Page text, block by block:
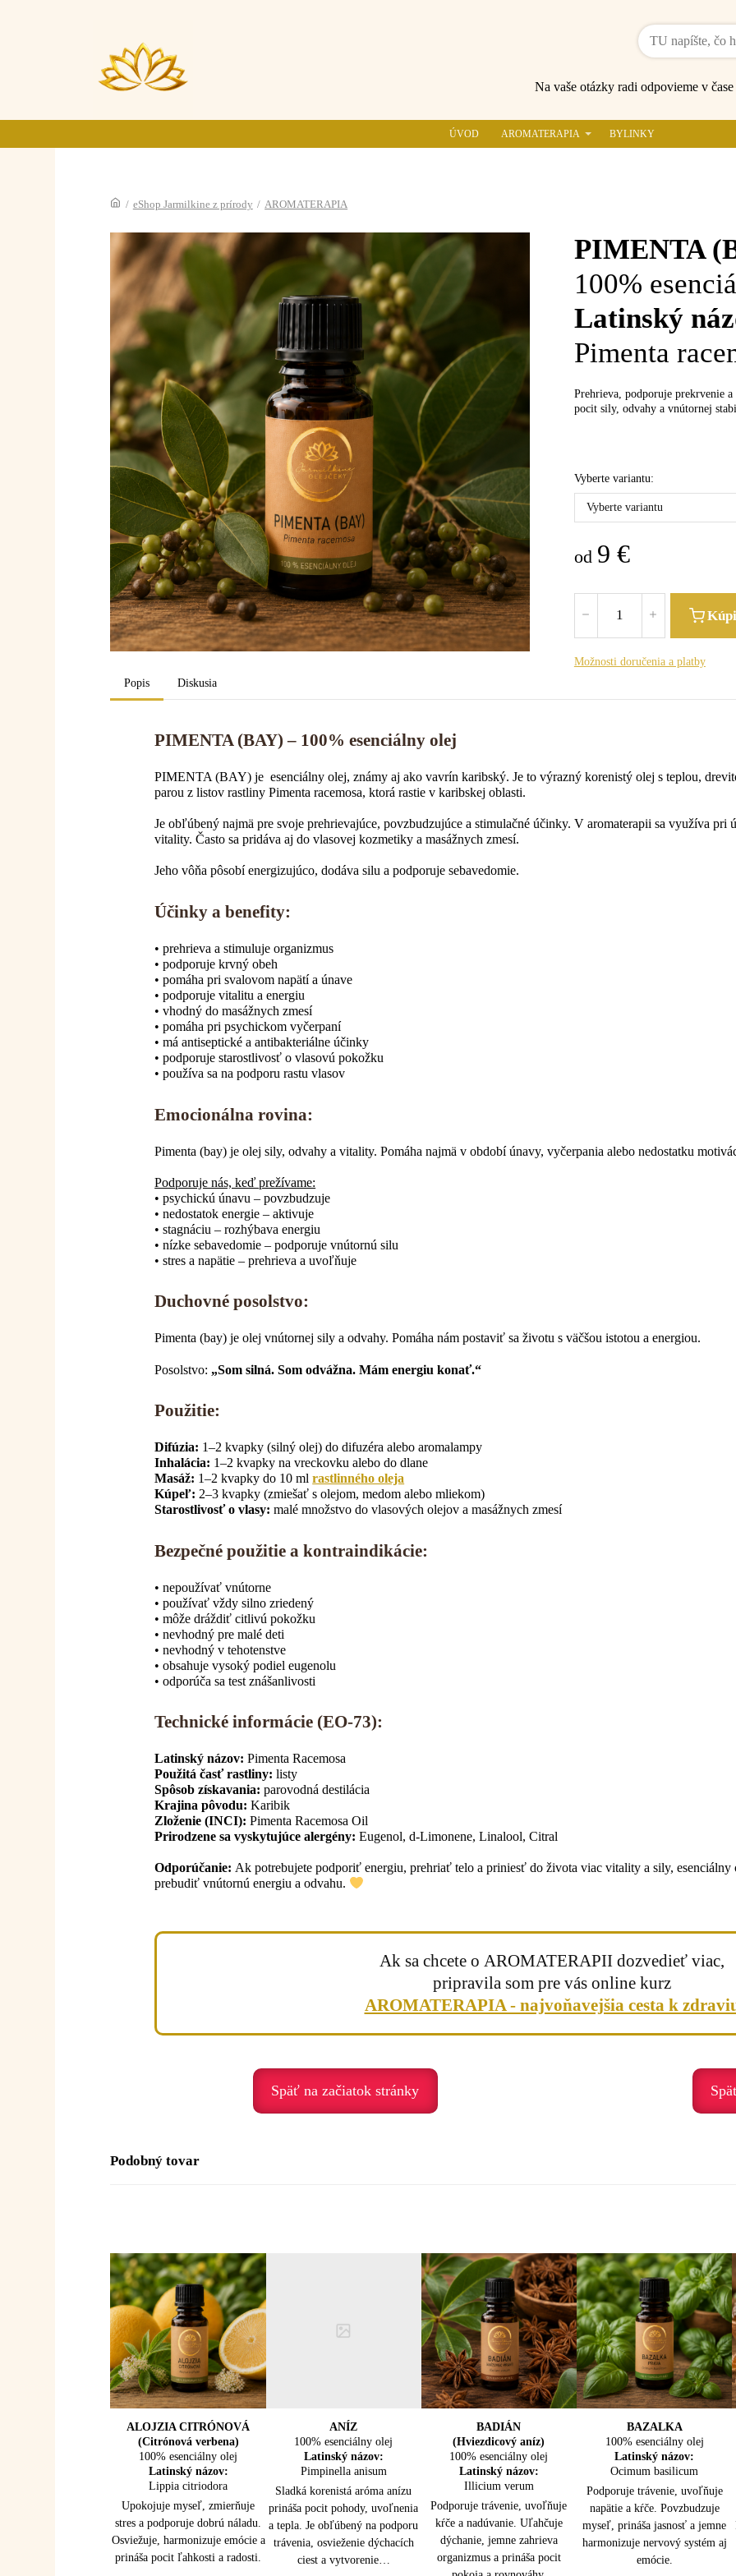
Na vaše otázky radi odpovieme v
ÚVOD AROMATERAPIA BYLINKY
/ eShop Jarmilkine z prírody / AROMATERAPIA
PIMENTA
100%
Latinský
Pimenta
Prehrieva, podporuje prekrvenie
pocit sily, odvahy a vnútornej
Vyberte variantu:
Vyberte variantu
od 9 €
Možnosti doručenia a platby
Popis
Diskusia
PIMENTA (BAY) – 100% esenciálny olej
PIMENTA (BAY) je esenciálny olej, známy aj ako vavrín karibský. Je to výrazný korenistý olej s teplou,
parou z listov rastliny Pimenta racemosa, ktorá rastie v karibskej oblasti.
Je obľúbený najmä pre svoje prehrievajúce, povzbudzujúce a stimulačné účinky. V aromaterapii sa využíva pri
vitality. Často sa pridáva aj do vlasovej kozmetiky a masážnych zmesí.
Jeho vôňa pôsobí energizujúco, dodáva silu a podporuje sebavedomie.
Účinky a benefity:
• prehrieva a stimuluje organizmus
• podporuje krvný obeh
• pomáha pri svalovom napätí a únave
• podporuje vitalitu a energiu
• vhodný do masážnych zmesí
• pomáha pri psychickom vyčerpaní
• má antiseptické a antibakteriálne účinky
• podporuje starostlivosť o vlasovú pokožku
• používa sa na podporu rastu vlasov
Emocionálna rovina:
Pimenta (bay) je olej sily, odvahy a vitality. Pomáha najmä v období únavy, vyčerpania alebo nedostatku
Podporuje nás, keď prežívame:
• psychickú únavu – povzbudzuje
• nedostatok energie – aktivuje
• stagnáciu – rozhýbava energiu
• nízke sebavedomie – podporuje vnútornú silu
• stres a napätie – prehrieva a uvoľňuje
Duchovné posolstvo:
Pimenta (bay) je olej vnútornej sily a odvahy. Pomáha nám postaviť sa životu s väčšou istotou a energiou.
Posolstvo: „Som silná. Som odvážna. Mám energiu konať.“
Použitie:
Difúzia: 1–2 kvapky (silný olej) do difuzéra alebo aromalampy
Inhalácia: 1–2 kvapky na vreckovku alebo do dlane
Masáž: 1–2 kvapky do 10 mlrastlinného oleja
Kúpeľ: 2–3 kvapky (zmiešať s olejom, medom alebo mliekom)
Starostlivosť o vlasy: malé množstvo do vlasových olejov a masážnych zmesí
Bezpečné použitie a kontraindikácie:
• nepoužívať vnútorne
• používať vždy silno zriedený
• môže dráždiť citlivú pokožku
• nevhodný pre malé deti
• nevhodný v tehotenstve
• obsahuje vysoký podiel eugenolu
• odporúča sa test znášanlivosti
Technické informácie (EO-73):
Latinský názov: Pimenta Racemosa
Použitá časť rastliny: listy
Spôsob získavania: parovodná destilácia
Krajina pôvodu: Karibik
Zloženie (INCI): Pimenta Racemosa Oil
Prirodzene sa vyskytujúce alergény: Eugenol, d-Limonene, Linalool, Citral
Odporúčanie:Ak potrebujete podporiť energiu, prehriať telo a priniesť do života viac vitality a sily,
prebudiť vnútornú energiu a odvahu.
Ak sa chcete o AROMATERAPII dozvedieť viac,
pripravila som pre vás online kurz
AROMATERAPIA - najvoňavejšia cesta k
Späť na začiatok stránky
Podobný tovar
ALOJZIA CITRÓNOVÁ
(Citrónová verbena)
100% esenciálny olej
Latinský názov:
Lippia citriodora
Upokojuje myseľ, zmierňuje
stres a podporuje dobrú náladu.
Osviežuje, harmonizuje emócie a
prináša pocit ľahkosti a radosti.
ANÍZ
100% esenciálny olej
Latinský názov:
Pimpinella anisum
Sladká korenistá aróma anízu
prináša pocit pohody, uvoľnenia
a tepla. Je obľúbený na podporu
trávenia, osvieženie dýchacích
ciest a vytvorenie…
BADIÁN
(Hviezdicový aníz)
100% esenciálny olej
Latinský názov:
Illicium verum
Podporuje trávenie, uvoľňuje
kŕče a nadúvanie. Uľahčuje
dýchanie, jemne zahrieva
organizmus a prináša pocit
BAZALKA
100% esenciálny olej
Latinský názov:
Ocimum basilicum
Podporuje trávenie, uvoľňuje
napätie a kŕče. Povzbudzuje
myseľ, prináša jasnosť a jemne
harmonizuje nervový systém aj
emócie.
BERGAMOT
100% esenciálny olej
Latinský názov:
Citrus bergamia
Pozdvihuje náladu, zmierňuje
stres a napätie. Harmonizuje
emócie, podporuje trávenie a
prináša pocit ľahkosti a
vnútornej pohody.
BORIEVKA
(Jalovec)
100% esenciálny olej
Latinský názov:
Juniperus communis
Prečisťuje telo, podporuje
detoxikáciu a činnosť močových
ciest. Uvoľňuje napätie,
posilňuje vitalitu a prináša pocit
BOROVICA LESNÁ
100% esenciálny olej
Latinský názov:
Pinus sylvestris
Podporuje dýchanie, prečisťuje
vzduch a posilňuje imunitu.
Uvoľňuje svaly, osviežuje myseľ
a prináša pocit sily a sviežosti.
BREZA
100% esenciálny olej
Latinský názov:
Betula lenta
Prekrvuje, uvoľňuje svaly a kĺby.
Podporuje detoxikáciu, osviežuje
telo a prináša pocit úľavy,
vitality a vnútornej sily.
CÉDROVÉ DREVO
(Virgínske)
100% esenciálny olej
Latinský názov:
Juniperus Virginiana
Uzemňuje, upokojuje myseľ a
uvoľňuje napätie. Podporuje
dýchanie, starostlivosť o
pokožku a prináša pocit stability
CITRONELLA
(Java)
100% esenciálny olej
Latinský názov:
Cymbopogon winterianus
Osviežuje a prečisťuje vzduch,
prirodzene odpudzuje hmyz.
Povzbudzuje myseľ, uvoľňuje
napätie a prináša pocit sviežosti a